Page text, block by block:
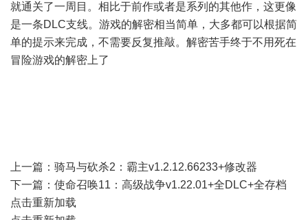
就通关了一周目。相比于前作或者是系列的其他作，这更像
是一条DLC支线。游戏的解密相当简单，大多都可以根据简
单的提示来完成，不需要反复推敲。解密苦手终于不用死在
冒险游戏的解密上了
上一篇： 骑马与砍杀2：霸主v1.2.12.66233+修改器
下一篇： 使命召唤11：高级战争v1.22.01+全DLC+全存档
点击重新加载